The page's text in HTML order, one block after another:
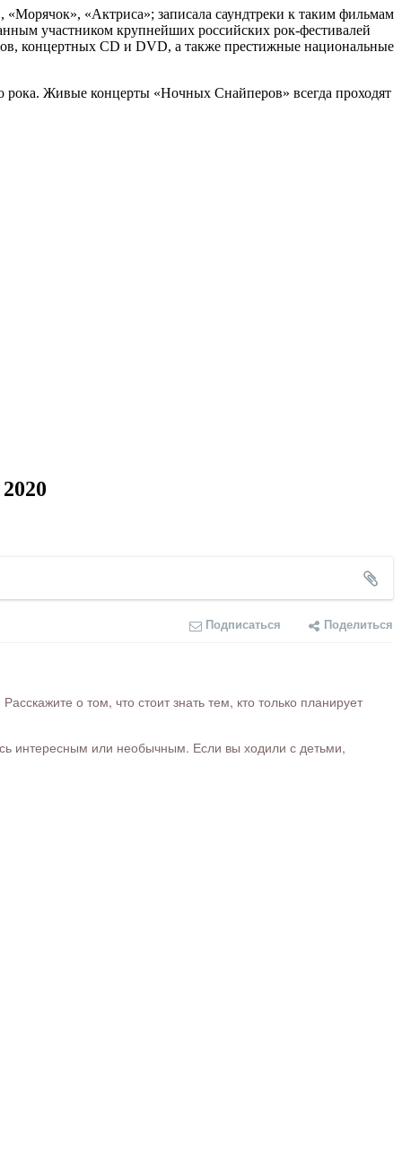
«Морячок», «Актриса»; записала саундтреки к таким фильмам
участником крупнейших российских рок-фестивалей
концертных CD и DVD, а также престижные национальные
Живые концерты «Ночных Снайперов» всегда проходят
Подписаться Поделиться
о том, что стоит знать тем, кто только планирует
интересным или необычным. Если вы ходили с детьми,